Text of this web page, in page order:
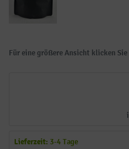
Für eine größere Ansicht klicken
Lieferzeit: 3-4 Tage